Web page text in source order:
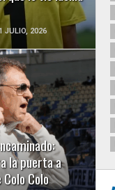
JULIO, 2026
la puerta a
Colo
MÁS